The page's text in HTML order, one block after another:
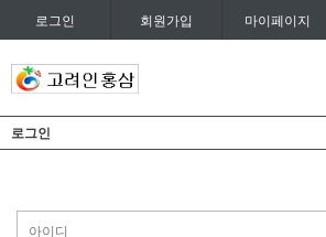
로그인 회원가입 마이페이지
로그인